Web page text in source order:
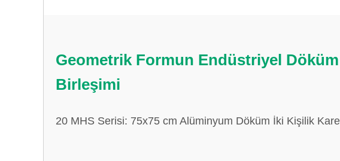
Geometrik Formun Endüstriyel
Birleşimi
20 MHS Serisi: 75x75 cm Alüminyum Döküm İki Kişilik